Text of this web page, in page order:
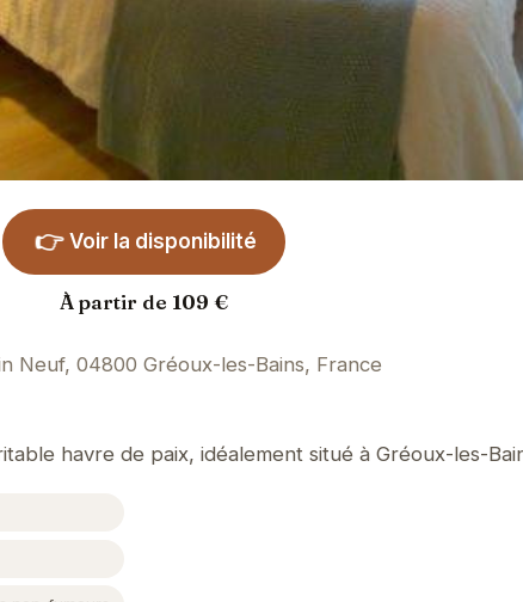
👉 Voir la disponibilité
À partir de 109 €
Neuf, 04800 Gréoux-les-Bains, France
havre de paix, idéalement situé à Gréoux-les-